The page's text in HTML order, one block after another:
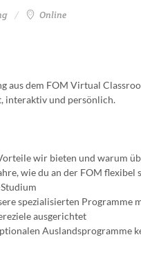
Online
aus dem FOM Virtual
interaktiv und persönlich.
wir bieten und warum
wie du an der FOM
spezialisierten Programme
ausgerichtet
Auslandsprogramme